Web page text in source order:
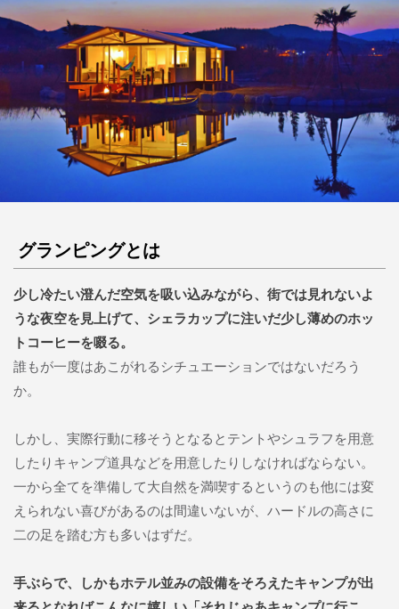
グランピングとは
少し冷たい澄んだ空気を吸い込みながら、街では見れないよ
うな夜空を見上げて、シェラカップに注いだ少し薄めのホッ
トコーヒーを啜る。
誰もが一度はあこがれるシチュエーションではないだろう
か。
しかし、実際行動に移そうとなるとテントやシュラフを用意
したりキャンプ道具などを用意したりしなければならない。
一から全てを準備して大自然を満喫するというのも他には変
えられない喜びがあるのは間違いないが、ハードルの高さに
二の足を踏む方も多いはずだ。
手ぶらで、しかもホテル並みの設備をそろえたキャンプが出